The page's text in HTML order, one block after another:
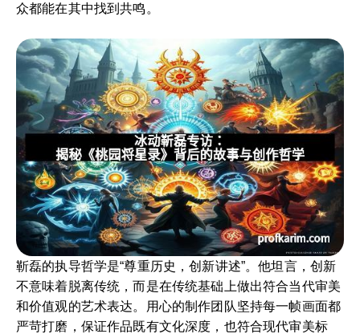
众都能在其中找到共鸣。
靳磊的执导哲学是“尊重历史，创新讲述”。他坦言，创新
不意味着脱离传统，而是在传统基础上做出符合当代审美
和价值观的艺术表达。用心的制作团队坚持每一帧画面都
严苛打磨，保证作品既有文化深度，也符合现代审美标